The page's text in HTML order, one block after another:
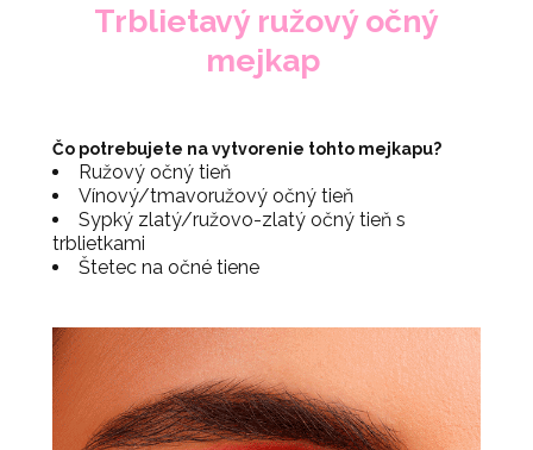
Trblietavý ružový očný
mejkap
Čo potrebujete na vytvorenie tohto mejkapu?
Ružový očný tieň
Vínový/tmavoružový očný tieň
Sypký zlatý/ružovo-zlatý očný tieň s
trblietkami
Štetec na očné tiene